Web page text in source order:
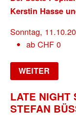
Kerstin Hasse
Sonntag,
ab CHF0
WEITER
LATE NIGHT
STEFAN